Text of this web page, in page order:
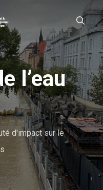
l’eau
d'impact sur le